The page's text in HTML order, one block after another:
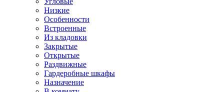
Низкие
Особенности
Встроенные
Из кладовки
Закрытые
Открытые
Раздвижные
Гардеробные шкафы
Назначение